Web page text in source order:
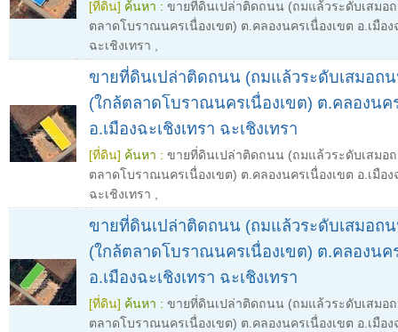
[ที่ดิน] ค้นหา : ขายที่ดินเปล่าติดถนน (ถมแล้วระดับเสมอ
ตลาดโบราณนครเนื่องเขต) ต.คลองนครเนื่องเขต อ.เมือง
ฉะเชิงเทรา
ขายที่ดินเปล่าติดถนน (ถมแล้วระดับเสมอถน
(ใกล้ตลาดโบราณนครเนื่องเขต) ต.คลองนค
อ.เมืองฉะเชิงเทรา ฉะเชิงเทรา
[ที่ดิน] ค้นหา : ขายที่ดินเปล่าติดถนน (ถมแล้วระดับเสมอ
ตลาดโบราณนครเนื่องเขต) ต.คลองนครเนื่องเขต อ.เมือง
ฉะเชิงเทรา
ขายที่ดินเปล่าติดถนน (ถมแล้วระดับเสมอถน
(ใกล้ตลาดโบราณนครเนื่องเขต) ต.คลองนค
อ.เมืองฉะเชิงเทรา ฉะเชิงเทรา
[ที่ดิน] ค้นหา : ขายที่ดินเปล่าติดถนน (ถมแล้วระดับเสมอ
ตลาดโบราณนครเนื่องเขต) ต.คลองนครเนื่องเขต อ.เมือง